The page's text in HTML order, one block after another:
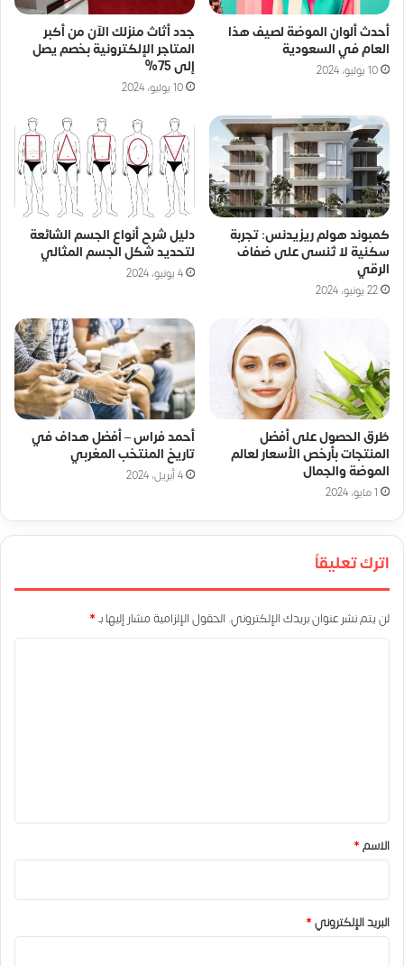
أحدث ألوان الموضة لصيف هذا
العام في السعودية
10 يوليو، 2024
جدد أثاث منزلك الآن من أكبر
المتاجر الإلكترونية بخصم يصل
إلى 75%
10 يوليو، 2024
كمبوند هولم ريزيدنس: تجربة
سكنية لا تُنسى على ضفاف
الرقي
22 يونيو، 2024
دليل شرح أنواع الجسم الشائعة
لتحديد شكل الجسم المثالي
4 يونيو، 2024
طُرق الحصول على أفضل
المنتجات بأرخص الأسعار لعالم
الموضة والجمال
1 مايو، 2024
أحمد فراس – أفضل هداف في
تاريخ المنتخب المغربي
4 أبريل، 2024
اترك تعليقاً
لن يتم نشر عنوان بريدك الإلكتروني. الحقول الإلزامية مشار إليها بـ*
*
الاسم*
البريد الإلكتروني*